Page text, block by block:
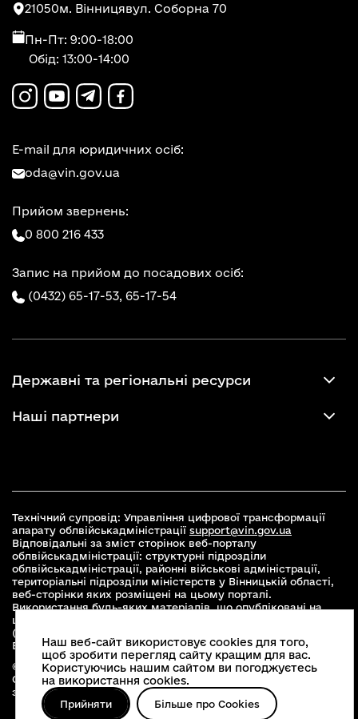
21050м. Вінницявул. Соборна 70
Пн-Пт: 9:00-18:00
Обід: 13:00-14:00
E-mail для юридичних осіб:
oda@vin.gov.ua
Прийом звернень:
0 800 216 433
Запис на прийом до посадових осіб:
(0432) 65-17-53, 65-17-54
Державні та регіональні ресурси
Наші партнери
Технічний супровід: Управління цифрової трансформації
апарату облвійськадміністрації support@vin.gov.ua
Відповідальні за зміст сторінок веб-порталу
облвійськадміністрації: структурні підрозділи
облвійськадміністрації, районні військові адміністрації,
територіальні підрозділи міністерств у Вінницькій області,
веб-сторінки яких розміщені на цьому порталі.
Використання будь-яких матеріалів, що опубліковані на
цьому сайті, дозволяється при умові зазначення посилання
(для інтернет-видань - гіперпосилання) на офіційний сайт
Вінницької облвійськадміністраціїwww.vin.gov.ua.
© 2026 Весь контент доступний за ліцензією Creative
Commons Attribution 4.0 International license, якщо не
зазначено інше
Наш веб-сайт використовує cookies для того,
щоб зробити перегляд сайту кращим для вас.
Користуючись нашим сайтом ви погоджуєтесь
на використання cookies.
Прийняти Більше про Cookies